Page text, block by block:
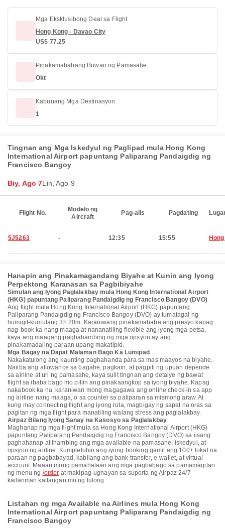
Mga Eksklusibong Deal sa Flight
Hong Kong - Davao City
US$ 77.25
Pinakamababang Buwan ng Pamasahe
Okt
Kabuuang Mga Destinasyon
1
Tingnan ang Mga Iskedyul ng Paglipad mula Hong Kong
International Airport papuntang Paliparang Pandaigdig ng
Francisco Bangoy
Biy, Ago 7Lin, Ago 9
Flight No.
Modelo ng
Aircraft
Pag-alis Pagdating
5J5263 - 12:35 15:55
Hanapin ang Pinakamagandang Biyahe at Kunin ang Iyong
Perpektong Karanasan sa Pagbibiyahe
Simulan ang Iyong Paglalakbay mula Hong Kong International Airport
(HKG) papuntang Paliparang Pandaigdig ng Francisco Bangoy (DVO)
Ang flight mula Hong Kong International Airport (HKG) papuntang
Paliparang Pandaigdig ng Francisco Bangoy (DVO) ay tumatagal ng
humigit-kumulang 3h 20m. Karaniwang pinakamababa ang presyo kapag
nag-book ka nang maaga at nananatiling flexible ang iyong mga petsa,
kaya ang maagang paghahambing ng mga opsyon ay ang
pinakamadaling paraan upang makatipid.
Mga Bagay na Dapat Malaman Bago Ka Lumipad
Nakakatulong ang kaunting paghahanda para sa mas maayos na biyahe.
Naiiba ang allowance sa bagahe, pagkain, at pagpili ng upuan depende
sa airline at uri ng pamasahe, kaya sulit tingnan ang detalye ng bawat
flight sa ibaba bago mo piliin ang pinakaangkop sa iyong biyahe. Kapag
nakabook ka na, karaniwan mong magagawa ang online check-in sa app
ng airline nang maaga, o sa counter sa paliparan sa mismong araw. At
kung may connecting flight ang iyong ruta, magbigay ng sapat na oras sa
pagitan ng mga flight para manatiling walang stress ang paglalakbay.
Airpaz Bilang Iyong Sanay na Kasosyo sa Paglalakbay
Maghanap ng mga flight mula sa Hong Kong International Airport (HKG)
papuntang Paliparang Pandaigdig ng Francisco Bangoy (DVO) sa iisang
paghahanap at ihambing ang mga available na pamasahe, iskedyul, at
opsyon ng airline. Kumpletuhin ang iyong booking gamit ang 100+ lokal na
paraan ng pagbabayad, kabilang ang bank transfer, e-wallet, at virtual
account. Maaari mong pamahalaan ang mga pagbabago sa pamamagitan
ng menu ng /order at makipag-ugnayan sa suporta ng Airpaz 24/7
kailanman kailangan mo ng tulong.
Listahan ng mga Available na Airlines mula Hong Kong
International Airport papuntang Paliparang Pandaigdig ng
Francisco Bangoy